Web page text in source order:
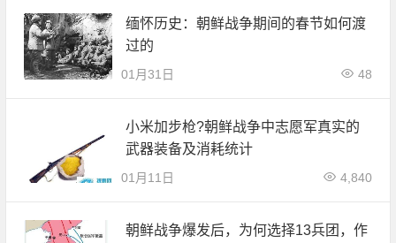
缅怀历史：朝鲜战争期间的春节如何渡
过的
01月31日 48
小米加步枪?朝鲜战争中志愿军真实的
武器装备及消耗统计
01月11日 4,840
朝鲜战争爆发后，为何选择13兵团，作